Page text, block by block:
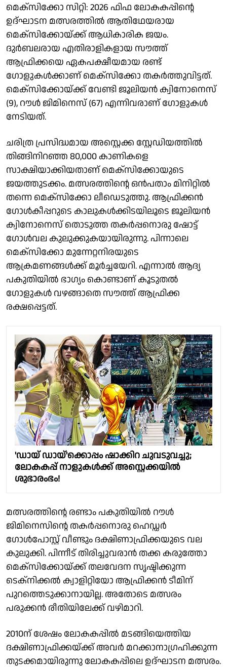
മെക്സിക്കോ സിറ്റി: 2026 ഫിഫ ലോകകപ്പിൻ്റെ
ഉദ്ഘാടന മത്സരത്തിൽ ആതിഥേയരായ
മെക്സിക്കോയ്ക്ക് ആധികാരിക ജയം.
ദുർബലരായ എതിരാളികളായ സൗത്ത്
ആഫ്രിക്കയെ ഏകപക്ഷീയമായ രണ്ട്
ഗോളുകൾക്കാണ് മെക്സിക്കോ തകർത്തുവിട്ടത്.
മെക്സിക്കോയ്ക്ക് വേണ്ടി ജൂലിയൻ ക്വിനോനെസ്
(9), റൗൾ ജിമിനെസ് (67) എന്നിവരാണ് ഗോളുകൾ
നേടിയത്.
ചരിത്ര പ്രസിദ്ധമായ അസ്റ്റെക്ക സ്റ്റേഡിയത്തിൽ
തിങ്ങിനിറഞ്ഞ 80,000 കാണികളെ
സാക്ഷിയാക്കിയതാണ് മെക്സിക്കോയുടെ
ജയത്തുടക്കം. മത്സരത്തിൻ്റെ ഒൻപതാം മിനിറ്റിൽ
തന്നെ മെക്സിക്കോ ലീഡെടുത്തു. ആഫ്രിക്കൻ
ഗോൾകീപ്പറുടെ കാലുകൾക്കിടയിലൂടെ ജൂലിയൻ
ക്വിനോനെസ് തൊടുത്ത തകർപ്പനൊരു ഷോട്ട്
ഗോൾവല കുലുക്കുകയായിരുന്നു. പിന്നാലെ
മെക്സിക്കോ മുന്നേറ്റനിരയുടെ
ആക്രമണങ്ങൾക്ക് മൂർച്ചയേറി. എന്നാൽ ആദ്യ
പകുതിയിൽ ഭാഗ്യം കൊണ്ടാണ് കൂടുതൽ
ഗോളുകൾ വഴങ്ങാതെ സൗത്ത് ആഫ്രിക്ക
രക്ഷപ്പെട്ടത്.
'ഡായ് ഡായ്‌'ക്കൊപ്പം ഷാക്കിറ ചുവടുവച്ചു;
ലോകകപ്പ് നാളുകൾക്ക് അസ്റ്റെക്കയിൽ
ശുഭാരംഭം!
മത്സരത്തിൻ്റെ രണ്ടാം പകുതിയിൽ റൗൾ
ജിമിനെസിൻ്റെ തകർപ്പനൊരു ഹെഡ്ഡർ
ഗോൾപോസ്റ്റ് വീണ്ടും ദക്ഷിണാഫ്രിക്കയുടെ വല
കുലുക്കി. പിന്നീട് തിരിച്ചുവരാൻ തക്ക കരുത്തോ
മെക്സിക്കോയ്ക്ക് തലവേദന സൃഷ്ടിക്കുന്ന
ടെക്നിക്കൽ ക്വാളിറ്റിയോ ആഫ്രിക്കൻ ടീമിന്
പുറത്തെടുക്കാനായില്ല. അതോടെ മത്സരം
പരുക്കൻ രീതിയിലേക്ക് വഴിമാറി.
2010ന് ശേഷം ലോകകപ്പിൽ മടങ്ങിയെത്തിയ
ദക്ഷിണാഫ്രിക്കയ്ക്ക് അവർ മറക്കാനാഗ്രഹിക്കുന്ന
തുടക്കമായിരുന്നു ലോകകപ്പിലെ ഉദ്ഘാടന മത്സരം.